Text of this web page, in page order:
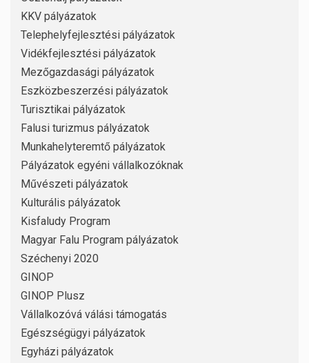
KKV pályázatok
Telephelyfejlesztési pályázatok
Vidékfejlesztési pályázatok
Mezőgazdasági pályázatok
Eszközbeszerzési pályázatok
Turisztikai pályázatok
Falusi turizmus pályázatok
Munkahelyteremtő pályázatok
Pályázatok egyéni vállalkozóknak
Művészeti pályázatok
Kulturális pályázatok
Kisfaludy Program
Magyar Falu Program pályázatok
Széchenyi 2020
GINOP
GINOP Plusz
Vállalkozóvá válási támogatás
Egészségügyi pályázatok
Egyházi pályázatok